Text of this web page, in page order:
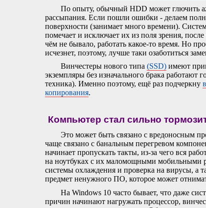
По опыту, обычный HDD может глючить
рассыпания. Если пошли ошибки - делаем
поверхности (занимает много времени).
помечает и исключает их из поля зрения,
чём не бывало, работать какое-то время. Но
исчезнет, поэтому, лучше таки озаботиться
Винчестеры нового типа (SSD) имеют
экземпляры без изначального брака работают
техника). Именно поэтому, ещё раз подчеркну
копирования.
Компьютер стал сильно
Это может быть связано с вредоносным
чаще связано с банальным перегревом
начинает пропускать такты, из-за чего вся
на ноутбуках с их маломощными мобильными
системы охлаждения и проверка на вирусы, а
предмет ненужного ПО, которое может
На Windows 10 часто бывает, что даже
причин начинают нагружать процессор,